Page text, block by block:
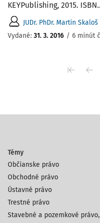
KEYPublishing, 2015.
JUDr. PhDr. Martin Skaloš
Vydané: 31. 3. 2016 / 6 minút
Témy
Občianske právo
Obchodné právo
Ústavné právo
Trestné právo
Stavebné a pozemkové